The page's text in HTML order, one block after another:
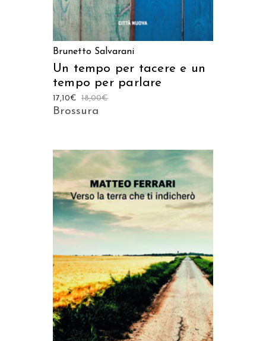
Brunetto Salvarani
Un tempo per tacere e un
tempo per parlare
18,00€
17,10€
Brossura
AGGIUNGI AL CARRELLO